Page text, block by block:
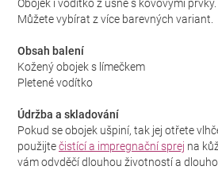
Obojek i vodítko z usně s kovovými prvky.
Můžete vybírat z více barevných variant.
Obsah balení
Kožený obojek s límečkem
Pletené vodítko
Údržba a skladování
Pokud se obojek ušpiní, tak jej otřete
použijtečistící a impregnační sprej na
vám odvděčí dlouhou životností a